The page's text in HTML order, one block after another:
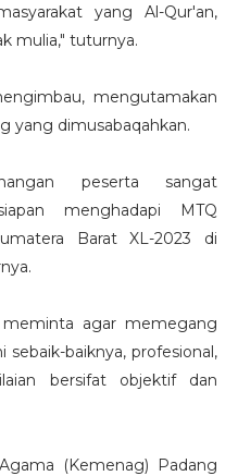
yang Al-Qur'an,
mulia," tuturnya.
mengutamakan
yang dimusabaqahkan.
peserta sangat
menghadapi MTQ
Barat XL-2023 di
agar memegang
sebaik-baiknya, profesional,
bersifat objektif dan
(Kemenag) Padang